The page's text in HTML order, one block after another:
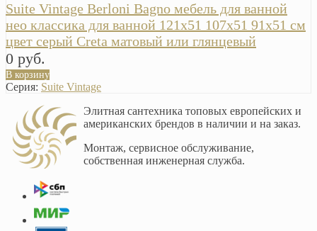
Suite Vintage Berloni Bagno мебель для ванной
нео классика для ванной 121х51 107х51 91х51 см
цвет серый Creta матовый или глянцевый
0 руб.
В корзину
Серия: Suite Vintage
Элитная сантехника топовых европейских и
американских брендов в наличии и на заказ.
Монтаж, сервисное обслуживание,
собственная инженерная служба.